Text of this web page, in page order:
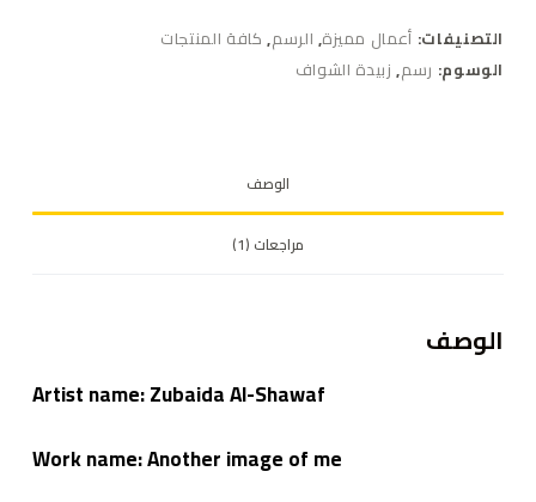
التصنيفات: أعمال مميزة, الرسم, كافة المنتجات
الوسوم: رسم, زبيدة الشواف
الوصف
مراجعات (1)
الوصف
Artist name: Zubaida Al-Shawaf
Work name:Another image of me